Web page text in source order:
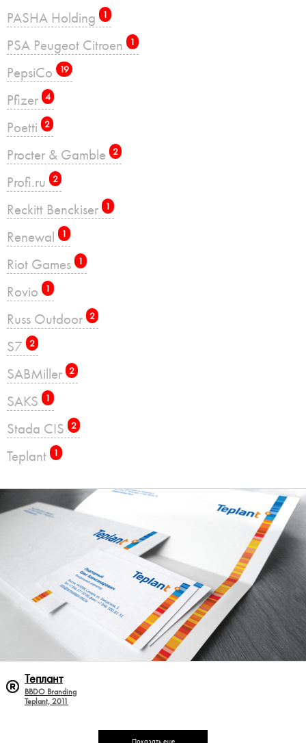
PASHA Holding 1
PSA Peugeot Citroen 1
PepsiCo 19
Pfizer 4
Poetti 2
Procter & Gamble 2
Profi.ru 2
Reckitt Benckiser 1
Renewal 1
Riot Games 1
Rovio 1
Russ Outdoor 2
S7 2
SABMiller 2
SAKS 1
Stada CIS 2
Teplant 1
Теплант
BBDO Branding
Teplant, 2011
Показать еще